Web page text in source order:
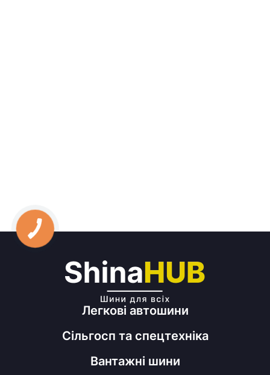
Легкові автошини
Сільгосп та спецтехніка
Вантажні шини